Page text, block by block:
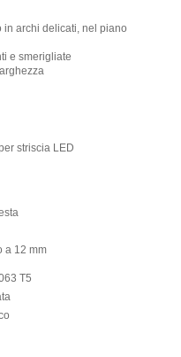
in archi delicati, nel piano
e smerigliate
striscia LED
a 12 mm
T5